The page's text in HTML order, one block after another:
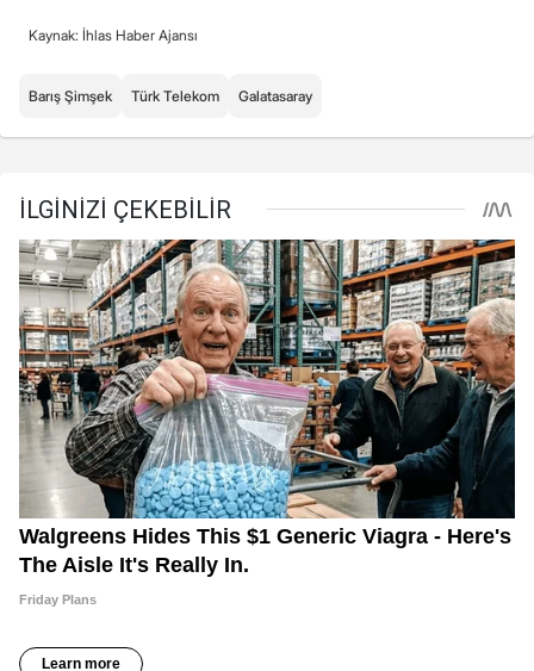
Kaynak: İhlas Haber Ajansı
Barış Şimşek Türk Telekom Galatasaray